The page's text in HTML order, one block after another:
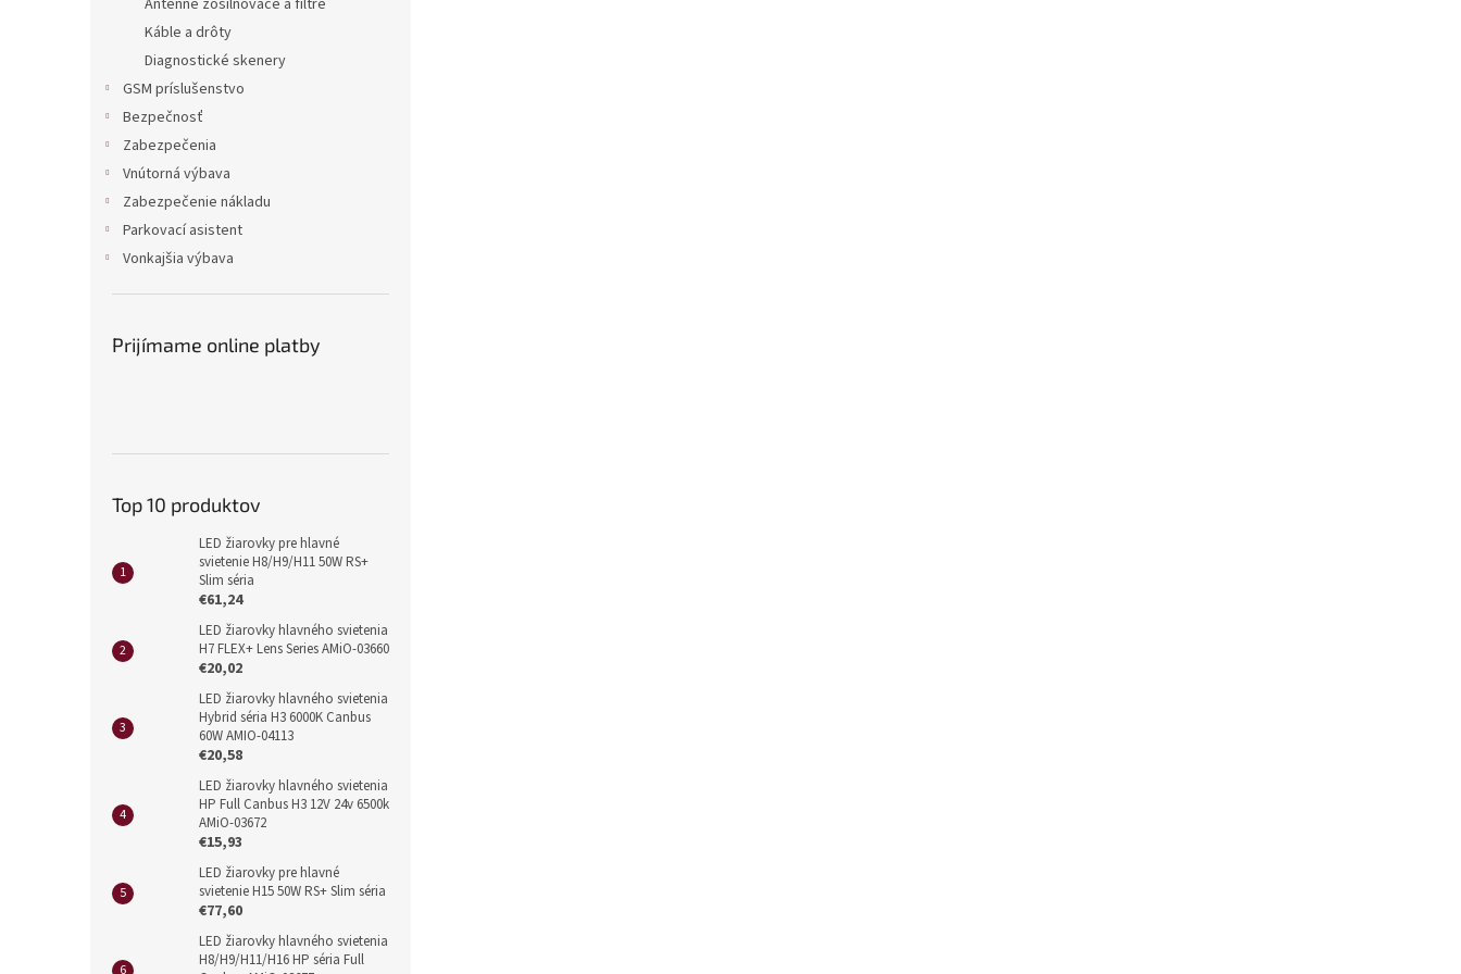
Anténne zosilňovače a filtre
Káble a drôty
Diagnostické skenery
GSM príslušenstvo
Bezpečnosť
Zabezpečenia
Vnútorná výbava
Zabezpečenie nákladu
Parkovací asistent
Vonkajšia výbava
Prijímame online platby
Top 10 produktov
LED žiarovky pre hlavné
svietenie H8/H9/H11 50W RS+
Slim séria
€61,24
LED žiarovky hlavného svietenia
H7 FLEX+ Lens Series AMiO-03660
€20,02
LED žiarovky hlavného svietenia
Hybrid séria H3 6000K Canbus
60W AMIO-04113
€20,58
LED žiarovky hlavného svietenia
HP Full Canbus H3 12V 24v 6500k
AMiO-03672
€15,93
LED žiarovky pre hlavné
svietenie H15 50W RS+ Slim séria
€77,60
LED žiarovky hlavného svietenia
H8/H9/H11/H16 HP séria Full